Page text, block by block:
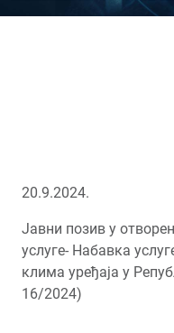
20.9.2024.
Јавни позив у
услуге- Набавка
клима уређаја у
16/2024)